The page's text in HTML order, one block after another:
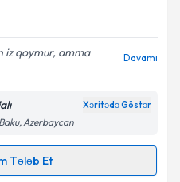
emal edilməsinə dair
və şəxsi
çərçivədə emal
iz qoymur, amma
Davamı
Xəritədə Göstər
Azerbaycan
Tələb Et